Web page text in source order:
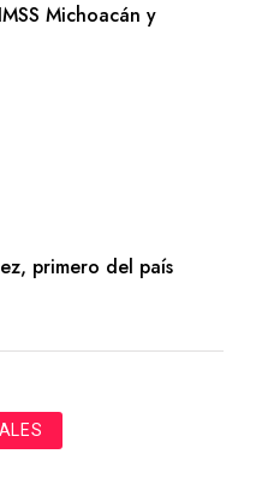
Michoacán y
primero del país